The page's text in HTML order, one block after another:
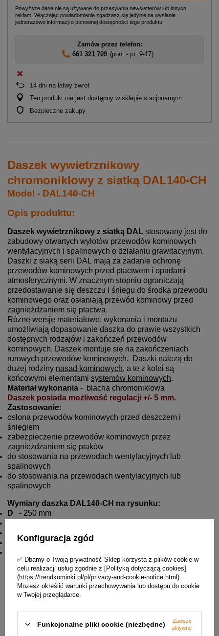
Powyższe dane nie są używane do przesyłania newsletterów lub innych
reklam. Włączając powiadomienie zgadzasz się jedynie na wysłanie
jednorazowo informacji o ponownej dostępności tego produktu.
Zamów przez telefon:
661 321 709 (pon. - pt. 9-17)
14 dni na łatwy zwrot
Ten produkt nie jest dostępny w sklepie stacjonarnym
Bezpieczne zakupy
Daszek wywietrznikowy
chromoniklowy z siatką DAL140-CH
Model - DAL140-CH
Opis produktu:
Daszek wywietrznikowy z siatką DAL stosowany jest do
zabudowy otwartych wylotów przewodów kominowych
wentylacyjnych i spalinowych o działaniu grawitacyjnym.
Daszki z siaką serii DAL mają za zadanie ochronę
przewodów kominowych przed ptactwem i opadami
atmosferycznymi. W znacznym stopniu ograniczają
przedostawanie się deszczu i śniegu do środka przewodu
kominowego oraz osłaniają przewód kominowy przed
zagnieżdżaniem się ptactwa.
Różne wersje materiałowe, wykonania i montażu
umożliwiają dopasowanie daszka do prawie wszystkich
dostępnych rodzajów i zakończeń przewodów
kominowych. Daszek montuje się na zakończeniach
rurowych przewodów kominowych. Daszki należą do
dużej rodziny nasad kominowych, a te z kolei są
końcowymi elementami systemów kominowych.
Materiał wykonania - blacha chromoniklowa
Daszek posiada możliwość regulacji +/- 5 mm.
Zastosowanie:
osłona przewodów kominowych przed deszczem i
śniegiem
zabezpieczenie przewodów kominowych przez
zagnieżdżaniem się ptaków
do stosowania na przewodach wentylacyjnych lub
spalinowych
do stosowania na przewodach wentylacyjnych lub
spalinowych
Wymiary daszka DAL140-CH na rysunku:
D - 250 mm
h1 -130,5 mm
Konfiguracja zgód
✅ Dbamy o Twoją prywatność Sklep korzysta z plików cookie w
celu realizacji usług zgodnie z [Polityką dotyczącą cookies]
(https://trendkominki.pl/pl/privacy-and-cookie-notice.html).
Możesz określić warunki przechowywania lub dostępu do cookie
w Twojej przeglądarce.
Funkcjonalne pliki cookie (niezbędne)
Zawsze
aktywne